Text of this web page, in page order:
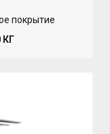
покрытие
КГ